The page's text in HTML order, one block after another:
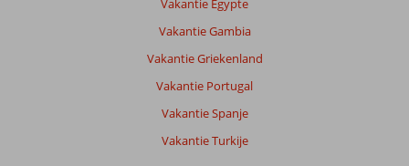
Vakantie Gambia
Vakantie Griekenland
Vakantie Portugal
Vakantie Spanje
Vakantie Turkije